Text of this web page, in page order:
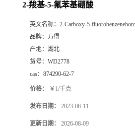
2-羧基-5-氟苯基硼酸
英文名称： 2-Carboxy-5-
品牌： 万得
产地： 湖北
货号： WD2778
cas： 874290-62-7
价格： ￥1/千克
发布日期： 2023-08-11
更新日期： 2026-08-09